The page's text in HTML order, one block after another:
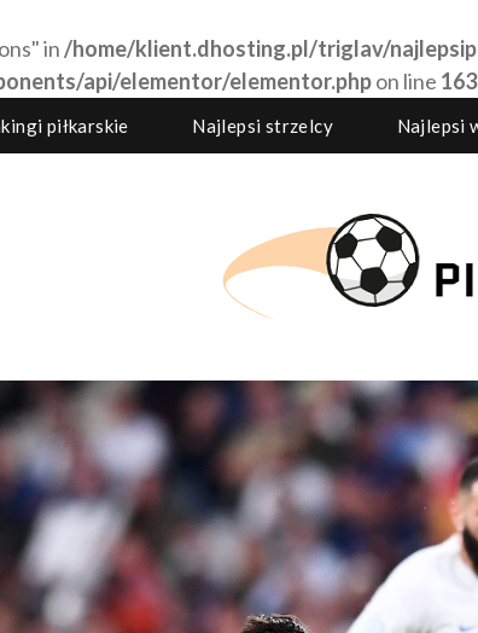
in/home/klient.dhosting.pl/triglav/
api/elementor/elementor.phpon line
piłkarskie Najlepsi strzelcy Najlepsi